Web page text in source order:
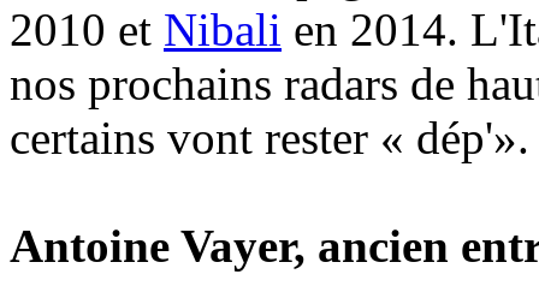
2010 et Nibali en 2014.
nos prochains radars de
certains vont rester « dép'».
Antoine Vayer, ancien